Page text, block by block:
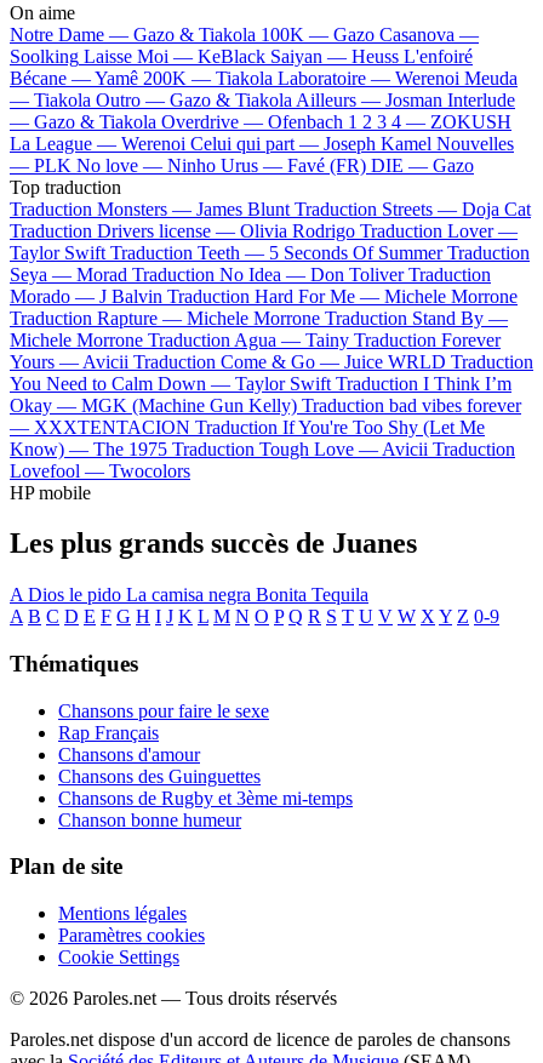
On aime
Notre Dame — Gazo & Tiakola 100K — Gazo Casanova —
Soolking Laisse Moi — KeBlack Saiyan — Heuss L'enfoiré
Bécane —Yamê 200K — Tiakola Laboratoire — Werenoi Meuda
— Tiakola Outro — Gazo & Tiakola Ailleurs — Josman Interlude
— Gazo & Tiakola Overdrive — Ofenbach 1 2 3 4 — ZOKUSH
La League — Werenoi Celui qui part — Joseph Kamel Nouvelles
— PLK No love — Ninho Urus — Favé (FR) DIE — Gazo
Top traduction
Traduction Monsters — James Blunt Traduction Streets — Doja Cat
Traduction Drivers license — Olivia Rodrigo Traduction Lover —
Taylor Swift Traduction Teeth — 5 Seconds Of Summer Traduction
Seya — Morad Traduction No Idea — Don Toliver Traduction
Morado — J Balvin Traduction Hard For Me — Michele Morrone
Traduction Rapture — Michele Morrone Traduction Stand By —
Michele Morrone Traduction Agua — Tainy Traduction Forever
Yours — Avicii Traduction Come & Go — Juice WRLD Traduction
You Need to Calm Down — Taylor Swift Traduction I Think I’m
Okay — MGK (Machine Gun Kelly) Traduction bad vibes forever
— XXXTENTACION Traduction If You're Too Shy (Let Me
Know) — The 1975 Traduction Tough Love — Avicii Traduction
Lovefool — Twocolors
HP mobile
Les plus grands succès de Juanes
A Dios le pido La camisa negra Bonita Tequila
A B C D E F G H I J K L M N O P Q R S T U V W X Y Z 0-9
Thématiques
Chansons pour faire le sexe
Rap Français
Chansons d'amour
Chansons des Guinguettes
Chansons de Rugby et 3ème mi-temps
Chanson bonne humeur
Plan de site
Mentions légales
Paramètres cookies
Cookie Settings
© 2026 Paroles.net — Tous droits réservés
Paroles.net dispose d'un accord de licence de paroles de chansons